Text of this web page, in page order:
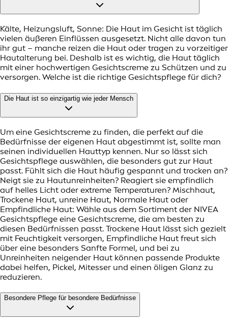
Kälte, Heizungsluft, Sonne: Die Haut im Gesicht ist täglich
vielen äußeren Einflüssen ausgesetzt. Nicht alle davon tun
ihr gut – manche reizen die Haut oder tragen zu vorzeitiger
Hautalterung bei. Deshalb ist es wichtig, die Haut täglich
mit einer hochwertigen Gesichtscreme zu Schützen und zu
versorgen. Welche ist die richtige Gesichtspflege für dich?
Die Haut ist so einzigartig wie jeder Mensch
Um eine Gesichtscreme zu finden, die perfekt auf die
Bedürfnisse der eigenen Haut abgestimmt ist, sollte man
seinen individuellen Hauttyp kennen. Nur so lässt sich
Gesichtspflege auswählen, die besonders gut zur Haut
passt. Fühlt sich die Haut häufig gespannt und trocken an?
Neigt sie zu Hautunreinheiten? Reagiert sie empfindlich
auf helles Licht oder extreme Temperaturen? Mischhaut,
Trockene Haut, unreine Haut, Normale Haut oder
Empfindliche Haut: Wähle aus dem Sortiment der NIVEA
Gesichtspflege eine Gesichtscreme, die am besten zu
diesen Bedürfnissen passt. Trockene Haut lässt sich gezielt
mit Feuchtigkeit versorgen, Empfindliche Haut freut sich
über eine besonders Sanfte Formel, und bei zu
Unreinheiten neigender Haut können passende Produkte
dabei helfen, Pickel, Mitesser und einen öligen Glanz zu
reduzieren.
Besondere Pflege für besondere Bedürfnisse